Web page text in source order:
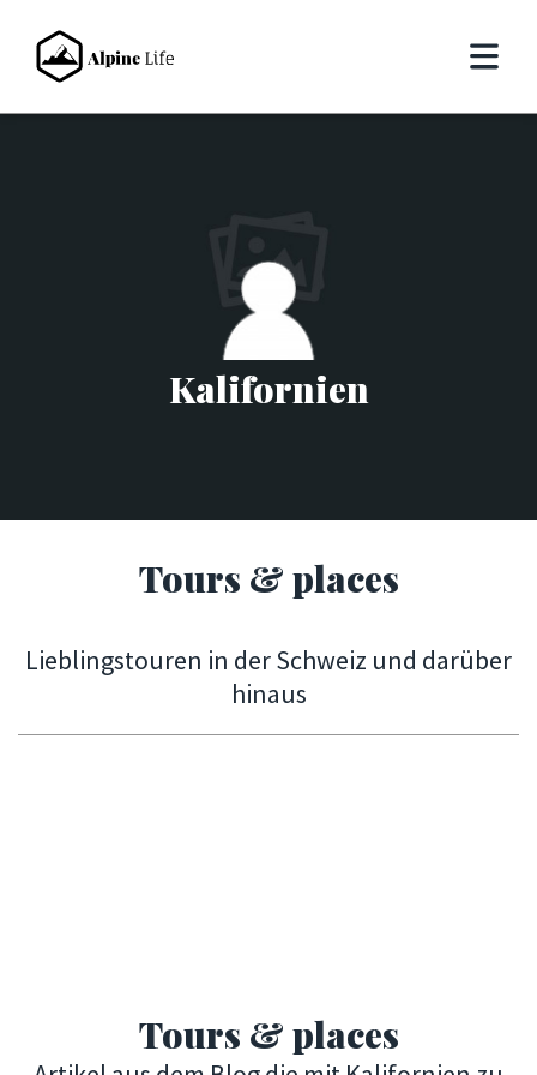
Kalifornien
Tours & places
Lieblingstouren in der Schweiz und darüber
hinaus
Tours & places